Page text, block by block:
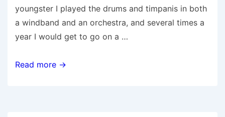
youngster I played the drums and timpanis in both
a windband and an orchestra, and several times a
year I would get to go on a …
Read more →